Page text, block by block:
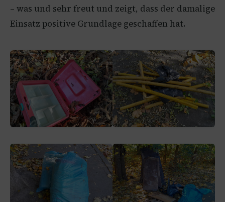
– was und sehr freut und zeigt, dass der damalige
Einsatz positive Grundlage geschaffen hat.